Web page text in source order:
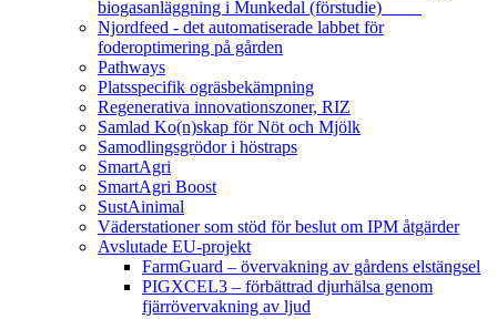
biogasanläggning i Munkedal (förstudie)
Njordfeed - det automatiserade labbet för
foderoptimering på gården
Pathways
Platsspecifik ogräsbekämpning
Regenerativa innovationszoner, RIZ
Samlad Ko(n)skap för Nöt och Mjölk
Samodlingsgrödor i höstraps
SmartAgri
SmartAgri Boost
SustAinimal
Väderstationer som stöd för beslut om IPM åtgärder
Avslutade EU-projekt
FarmGuard – övervakning av gårdens elstängsel
PIGXCEL3 – förbättrad djurhälsa genom
fjärrövervakning av ljud